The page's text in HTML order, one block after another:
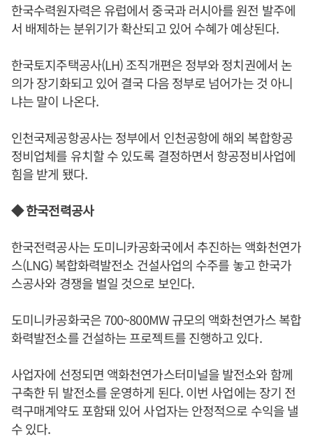
한국수력원자력은 유럽에서 중국과 러시아를 원전 발주에
서 배제하는 분위기가 확산되고 있어 수혜가 예상된다.
한국토지주택공사(LH) 조직개편은 정부와 정치권에서 논
의가 장기화되고 있어 결국 다음 정부로 넘어가는 것 아니
냐는 말이 나온다.
인천국제공항공사는 정부에서 인천공항에 해외 복합항공
정비업체를 유치할 수 있도록 결정하면서 항공정비사업에
힘을 받게 됐다.
◆ 한국전력공사
한국전력공사는 도미니카공화국에서 추진하는 액화천연가
스(LNG) 복합화력발전소 건설사업의 수주를 놓고 한국가
스공사와 경쟁을 벌일 것으로 보인다.
도미니카공화국은 700~800MW 규모의 액화천연가스 복합
화력발전소를 건설하는 프로젝트를 진행하고 있다.
사업자에 선정되면 액화천연가스터미널을 발전소와 함께
구축한 뒤 발전소를 운영하게 된다. 이번 사업에는 장기 전
력구매계약도 포함돼 있어 사업자는 안정적으로 수익을 낼
수 있다.